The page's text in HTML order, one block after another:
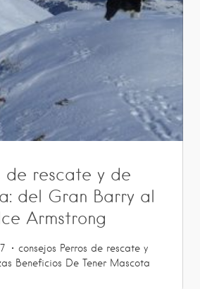
de rescate y de
del Gran Barry al
Armstrong
consejos Perros de rescate y
Beneficios De Tener Mascota